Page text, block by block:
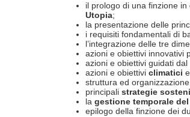
il prologo di una finzione
Utopia;
la presentazione delle
i requisiti fondamentali di
l’integrazione delle tre
azioni e obiettivi innovativi
azioni e obiettivi guidati dal
azioni e obiettivi climatici
struttura ed
principali strategie
la gestione temporale
epilogo della finzione dei